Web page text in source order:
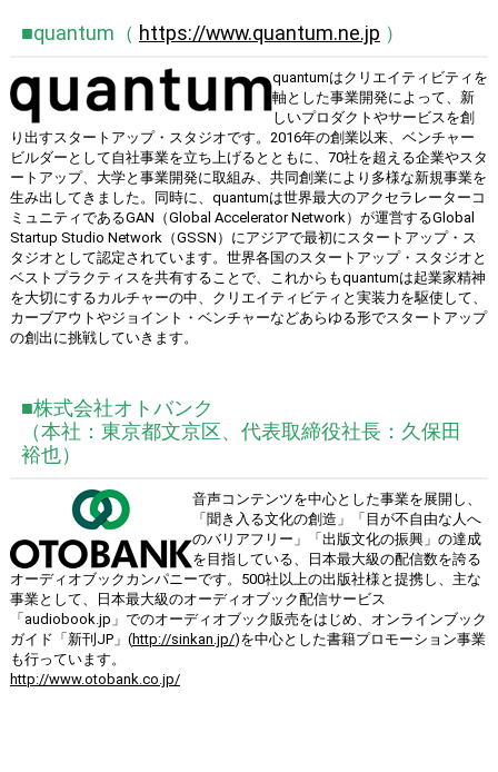
■quantum（ https://www.quantum.ne.jp ）
quantumはクリエイティビティを
軸とした事業開発によって、新
しいプロダクトやサービスを創
り出すスタートアップ・スタジオです。2016年の創業以来、ベンチャー
ビルダーとして⾃社事業を⽴ち上げるとともに、70社を超える企業やスタ
ートアップ、⼤学と事業開発に取組み、共同創業により多様な新規事業を
⽣み出してきました。同時に、quantumは世界最⼤のアクセラレーターコ
ミュニティであるGAN（Global Accelerator Network）が運営するGlobal
Startup Studio Network（GSSN）にアジアで最初にスタートアップ・ス
タジオとして認定されています。世界各国のスタートアップ・スタジオと
ベストプラクティスを共有することで、これからもquantumは起業家精神
を⼤切にするカルチャーの中、クリエイティビティと実装⼒を駆使して、
カーブアウトやジョイント・ベンチャーなどあらゆる形でスタートアップ
の創出に挑戦していきます。
■株式会社オトバンク
（本社：東京都文京区、代表取締役社長：久保田
裕也）
音声コンテンツを中心とした事業を展開し、
「聞き入る文化の創造」「目が不自由な人へ
のバリアフリー」「出版文化の振興」の達成
を目指している、日本最大級の配信数を誇る
オーディオブックカンパニーです。500社以上の出版社様と提携し、主な
事業として、日本最大級のオーディオブック配信サービス
「audiobook.jp」でのオーディオブック販売をはじめ、オンラインブック
ガイド「新刊JP」(http://sinkan.jp/)を中心とした書籍プロモーション事業
も行っています。
http://www.otobank.co.jp/